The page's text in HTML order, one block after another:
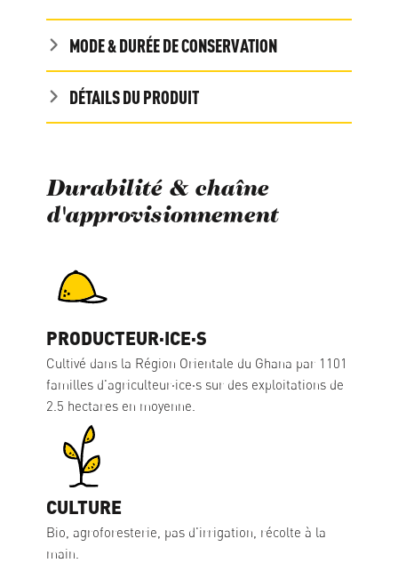
MODE & DURÉE DE CONSERVATION
DÉTAILS DU PRODUIT
Durabilité & chaîne
d'approvisionnement
PRODUCTEUR·ICE·S
Cultivé dans la Région Orientale du Ghana par 1101
familles d'agriculteur·ice·s sur des exploitations de
2.5 hectares en moyenne.
CULTURE
Bio, agroforesterie, pas d'irrigation, récolte à la
main.